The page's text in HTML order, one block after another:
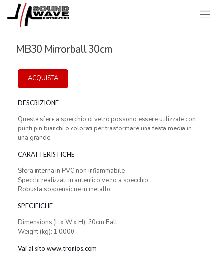
MB30 Mirrorball 30cm
ACQUISTA
DESCRIZIONE
Queste sfere a specchio di vetro possono essere utilizzate con
punti pin bianchi o colorati per trasformare una festa media in
una grande.
CARATTERISTICHE
Sfera interna in PVC non infiammabile
Specchi realizzati in autentico vetro a specchio
Robusta sospensione in metallo
SPECIFICHE
Dimensions (L x W x H): 30cm Ball
Weight (kg): 1.0000
Vai al sito www.tronios.com